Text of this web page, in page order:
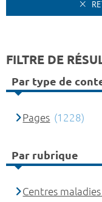
FILTRE DE
Par type de
Pages (1228)
Par rubrique
Centres